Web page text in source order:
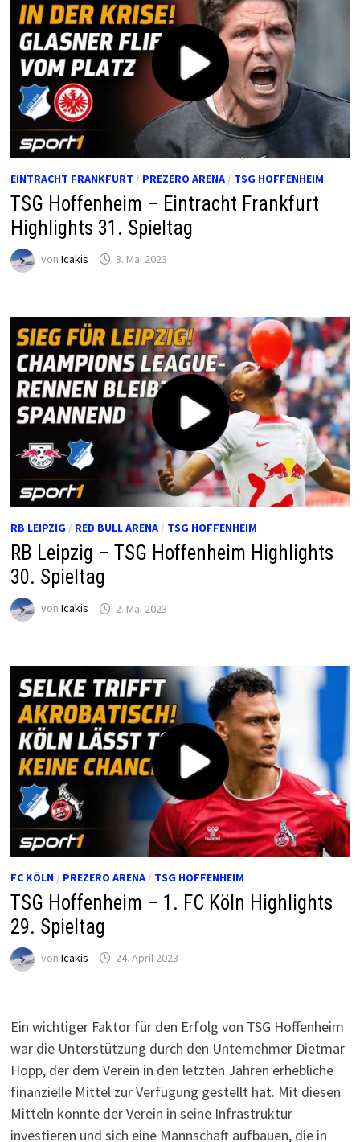
EINTRACHT FRANKFURT / PREZERO ARENA/ TSG HOFFENHEIM
TSG Hoffenheim – Eintracht Frankfurt
Highlights 31. Spieltag
von Icakis 8. Mai 2023
RB LEIPZIG/ RED BULL ARENA/ TSG HOFFENHEIM
RB Leipzig – TSG Hoffenheim Highlights
30. Spieltag
von Icakis 2. Mai 2023
FC KÖLN/ PREZERO ARENA/ TSG HOFFENHEIM
TSG Hoffenheim – 1. FC Köln Highlights
29. Spieltag
von Icakis 24. April 2023
Ein wichtiger Faktor für den Erfolg von TSG Hoffenheim
war die Unterstützung durch den Unternehmer Dietmar
Hopp, der dem Verein in den letzten Jahren erhebliche
finanzielle Mittel zur Verfügung gestellt hat. Mit diesen
Mitteln konnte der Verein in seine Infrastruktur
investieren und sich eine Mannschaft aufbauen, die in